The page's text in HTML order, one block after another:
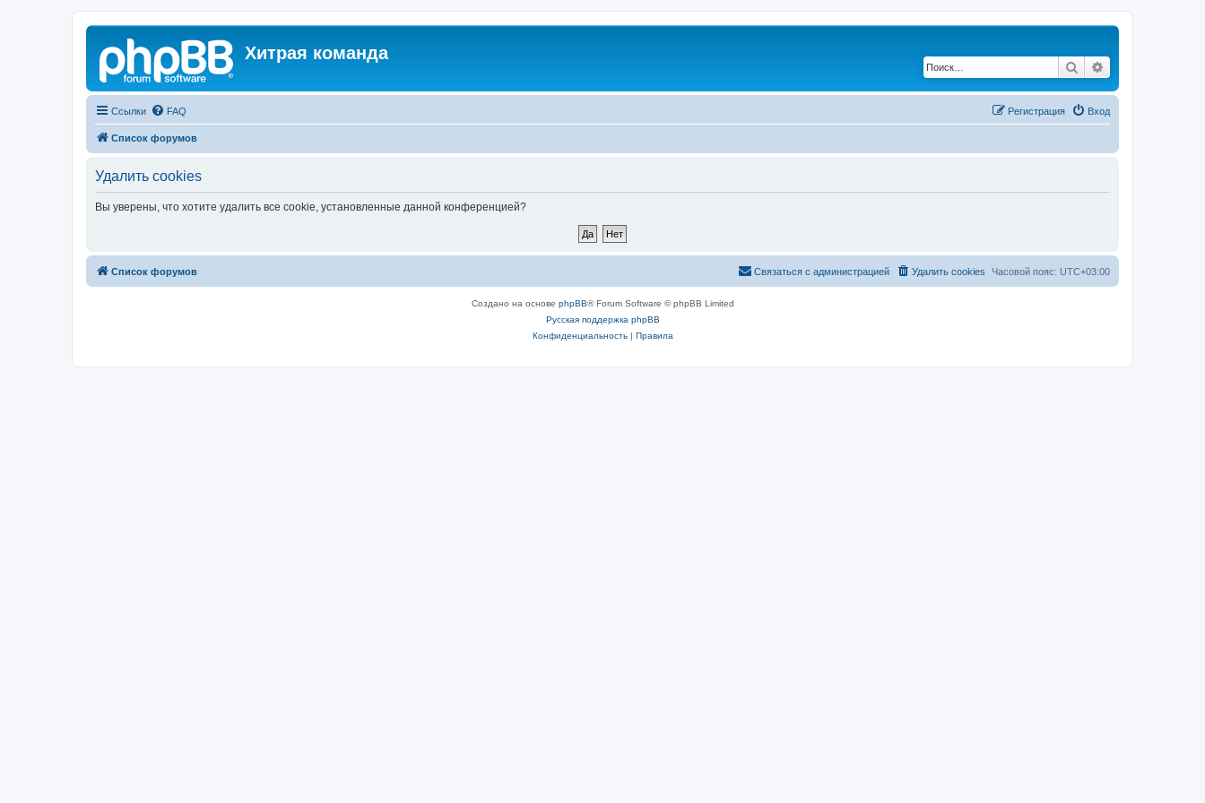
Хитрая команда
Поиск
Ссылки FAQ Вход
Регистрация
Список форумов
Удалить cookies
Вы уверены, что хотите удалить все cookie, установленные данной конференцией?
Список форумов Часовой пояс: UTC+03:00
Удалить cookies
Связаться с администрацией
Создано на основе phpBB® Forum Software © phpBB Limited
Русская поддержка phpBB
Конфиденциальность| Правила